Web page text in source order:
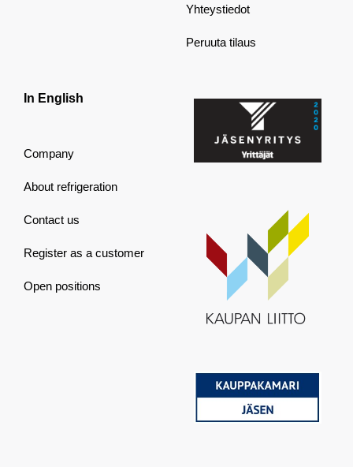
Yhteystiedot
Peruuta tilaus
In English
Company
About refrigeration
Contact us
Register as a customer
Open positions